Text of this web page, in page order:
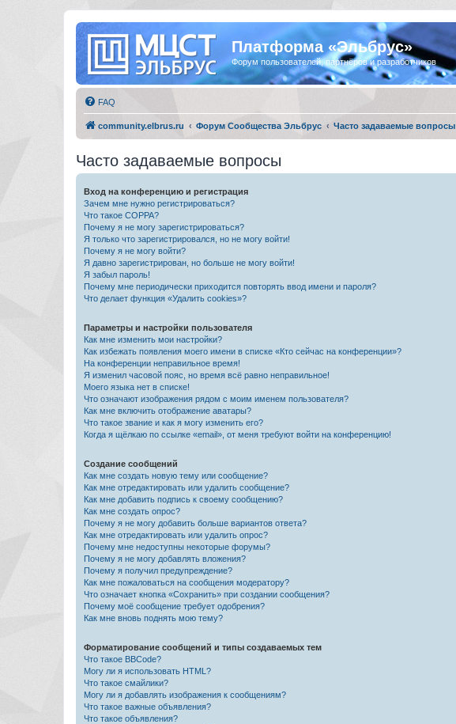
Платформа «Эльбрус»
Форум пользователей, партнёров и разработчиков
FAQ
community.elbrus.ru Форум Сообщества Эльбрус Часто задаваемые вопросы
Часто задаваемые вопросы
Вход на конференцию и регистрация
Зачем мне нужно регистрироваться?
Что такое COPPA?
Почему я не могу зарегистрироваться?
Я только что зарегистрировался, но не могу войти!
Почему я не могу войти?
Я давно зарегистрирован, но больше не могу войти!
Я забыл пароль!
Почему мне периодически приходится повторять ввод имени и пароля?
Что делает функция «Удалить cookies»?
Параметры и настройки пользователя
Как мне изменить мои настройки?
Как избежать появления моего имени в списке «Кто сейчас на конференции»?
На конференции неправильное время!
Я изменил часовой пояс, но время всё равно неправильное!
Моего языка нет в списке!
Что означают изображения рядом с моим именем пользователя?
Как мне включить отображение аватары?
Что такое звание и как я могу изменить его?
Когда я щёлкаю по ссылке «email», от меня требуют войти на конференцию!
Создание сообщений
Как мне создать новую тему или сообщение?
Как мне отредактировать или удалить сообщение?
Как мне добавить подпись к своему сообщению?
Как мне создать опрос?
Почему я не могу добавить больше вариантов ответа?
Как мне отредактировать или удалить опрос?
Почему мне недоступны некоторые форумы?
Почему я не могу добавлять вложения?
Почему я получил предупреждение?
Как мне пожаловаться на сообщения модератору?
Что означает кнопка «Сохранить» при создании сообщения?
Почему моё сообщение требует одобрения?
Как мне вновь поднять мою тему?
Форматирование сообщений и типы создаваемых тем
Что такое BBCode?
Могу ли я использовать HTML?
Что такое смайлики?
Могу ли я добавлять изображения к сообщениям?
Что такое важные объявления?
Что такое объявления?